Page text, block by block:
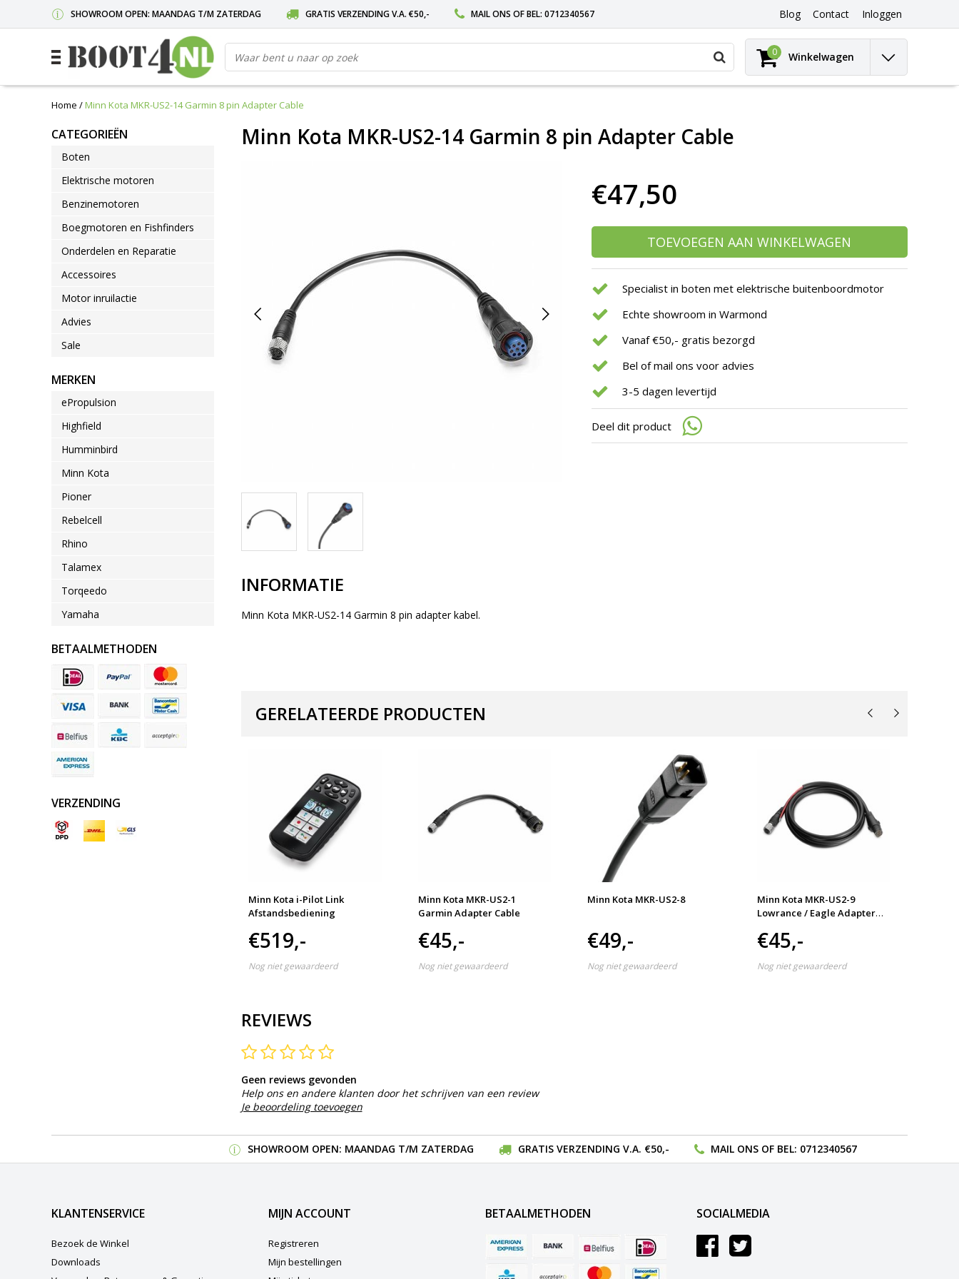
SHOWROOM OPEN: MAANDAG T/M ZATERDAG GRATIS VERZENDING V.A. €50,- MAIL ONS OF BEL: 0712340567 Blog Contact Inloggen
Gebruik
pijltjes
op
op
Enter
naar
geselecteerde
zoekresultaat
te
gaan.
Als
u
touch-
0 Winkelwagen
Home /Minn Kota MKR-US2-14 Garmin 8 pin Adapter Cable
CATEGORIEËN
Boten
Elektrische motoren
Benzinemotoren
Boegmotoren en Fishfinders
Onderdelen en Reparatie
Accessoires
Motor inruilactie
Advies
Sale
MERKEN
ePropulsion
Highfield
Humminbird
Minn Kota
Pioner
Rebelcell
Rhino
Talamex
Torqeedo
Yamaha
BETAALMETHODEN
VERZENDING
Minn Kota MKR-US2-14 Garmin 8 pin Adapter Cable
€47,50
TOEVOEGEN AAN WINKELWAGEN
Specialist in boten met elektrische buitenboordmotor
Echte showroom in Warmond
Vanaf €50,- gratis bezorgd
Bel of mail ons voor advies
3-5 dagen levertijd
Deel dit product
INFORMATIE
Minn Kota MKR-US2-14 Garmin 8 pin adapter kabel.
GERELATEERDE PRODUCTEN
Minn Kota i-Pilot Link
Afstandsbediening
€519,-
Nog niet gewaardeerd
Minn Kota MKR-US2-1
Garmin Adapter Cable
€45,-
Nog niet gewaardeerd
Minn Kota MKR-US2-8
€49,-
Nog niet gewaardeerd
Minn Kota MKR-US2-9
Lowrance / Eagle Adapter
€45,-
Nog niet gewaardeerd
REVIEWS
Geen reviews gevonden
Help ons en andere klanten door het schrijven van een review
Je beoordeling toevoegen
SHOWROOM OPEN: MAANDAG T/M ZATERDAG GRATIS VERZENDING V.A. €50,- MAIL ONSOF BEL: 0712340567
KLANTENSERVICE
Bezoek de Winkel
Downloads
MIJN ACCOUNT
Registreren
Mijn bestellingen
BETAALMETHODEN SOCIALMEDIA